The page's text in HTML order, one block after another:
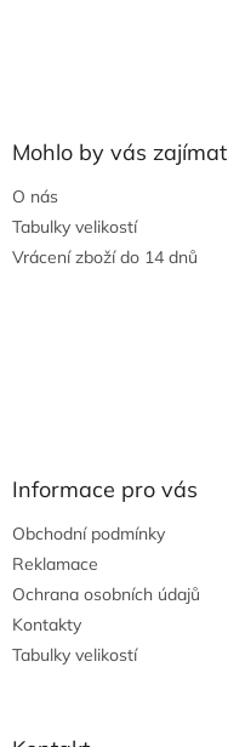
Mohlo by vás zajímat
O nás
Tabulky velikostí
Vrácení zboží do 14 dnů
Informace pro vás
Obchodní podmínky
Reklamace
Ochrana osobních údajů
Kontakty
Tabulky velikostí